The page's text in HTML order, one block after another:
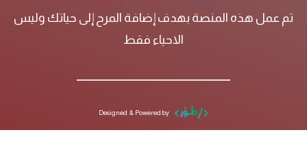
تم عمل هذه المنصة بهدف إضافة المرح إلى حياتك وليس
الاحياء فقط
Designed & Powered by